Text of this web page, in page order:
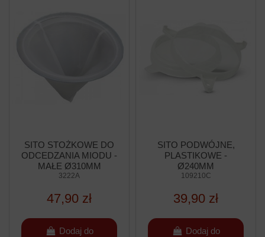
SITO STOŻKOWE DO
ODCEDZANIA MIODU -
MAŁE Ø310MM
3222A
47,90 zł
Dodaj do
SITO PODWÓJNE,
PLASTIKOWE -
Ø240MM
109210C
39,90 zł
Dodaj do